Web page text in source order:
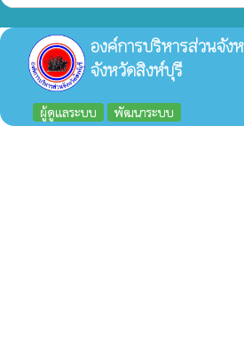
องค์การบริหารส่วนจัง
จังหวัดสิงห์บุรี
ผู้ดูแลระบบ พัฒนาระบบ